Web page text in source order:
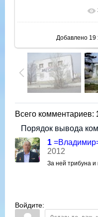
В
Добавлено 19
Всего комментариев:
Порядок вывода
1
2012
За ней трибуна и
Войдите: